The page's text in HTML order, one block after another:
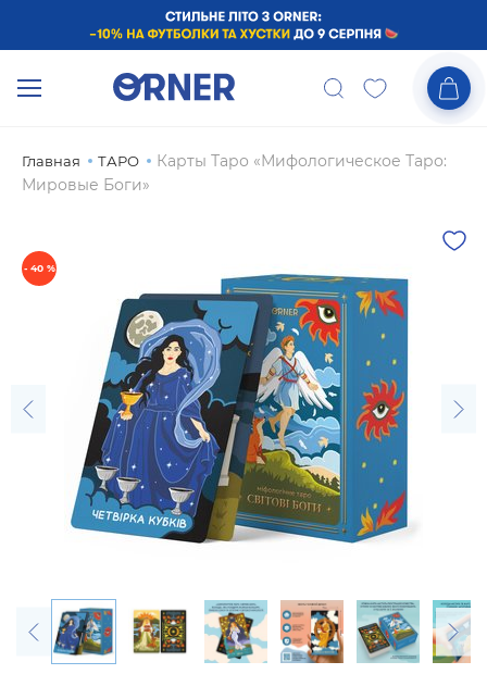
Главная ТАРО
Карты Таро «Мифологическое Таро:
Мировые Боги»
- 40 %